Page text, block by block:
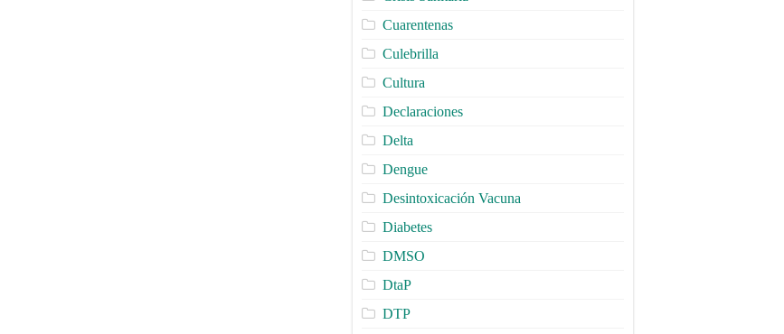
Cuarentenas
Culebrilla
Cultura
Declaraciones
Delta
Dengue
Desintoxicación Vacuna
Diabetes
DMSO
DtaP
DTP